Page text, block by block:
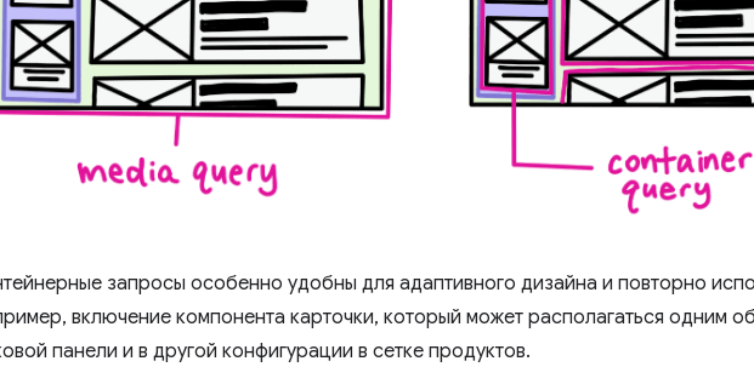
запросы особенно удобны для адаптивного дизайна и повторно
включение компонента карточки, который может располагаться одним
панели и в другой конфигурации в сетке продуктов.